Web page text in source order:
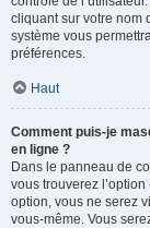
cliquant sur votre nom
système vous
préférences.
Haut
Comment puis-je
en ligne ?
Dans le panneau de
vous trouverez
option, vous ne serez
vous-même. Vous